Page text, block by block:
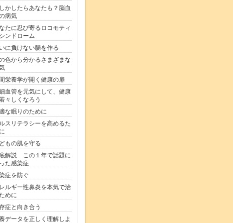
かしたらあなたも？脳血
病気
たに忍び寄るロコモティ
ンドローム
に負けない腸を作る
色から分かるさまざまな
栄養学が開く健康の扉
血管を元気にして、健康
々しくなろう
な眠りのために
スリテラシーを高めるた
もの肌を守る
解説 この１年で話題に
た感染症
症を防ぐ
ルギー性鼻炎を本気で治
めに
症と向き合う
データを正しく理解しよ